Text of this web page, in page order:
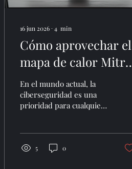
16 jun 2026 ∙ 4 min
Cómo aprovechar el
mapa de calor Mitre
ATT&CK para
fortalecer tu
ciberseguridad
En el mundo actual, la
ciberseguridad es una
prioridad para cualquier
constantemente y, para
5 0